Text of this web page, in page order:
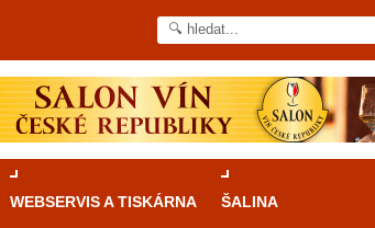
WEBSERVIS A TISKÁRNA ŠALINA